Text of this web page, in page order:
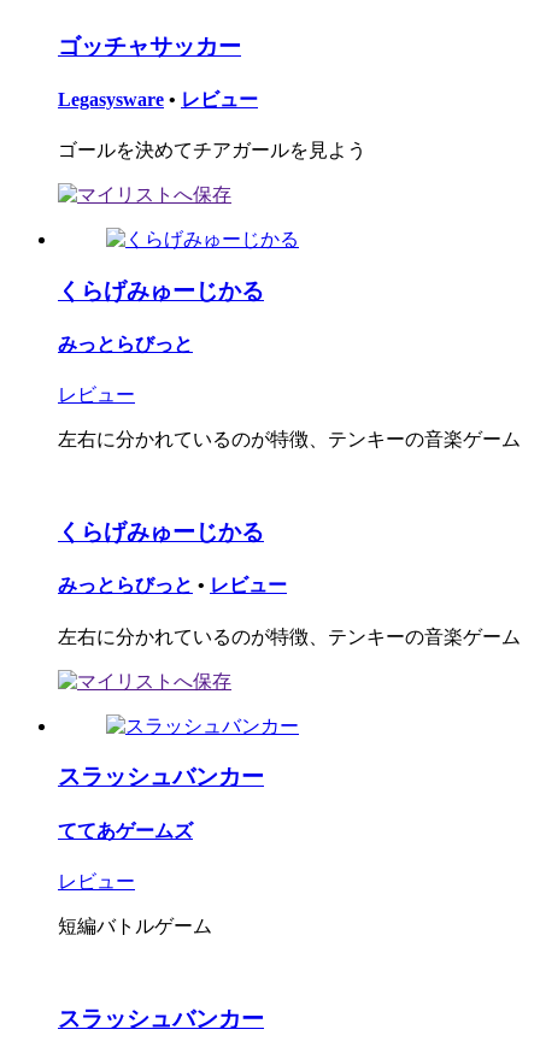
ゴッチャサッカー
Legasysware • レビュー
ゴールを決めてチアガールを見よう
くらげみゅーじかる
みっとらびっと
レビュー
左右に分かれているのが特徴、テンキーの音楽ゲーム
くらげみゅーじかる
みっとらびっと • レビュー
左右に分かれているのが特徴、テンキーの音楽ゲーム
スラッシュバンカー
ててあゲームズ
レビュー
短編バトルゲーム
スラッシュバンカー